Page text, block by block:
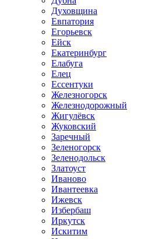
Духовщина
Евпатория
Егорьевск
Ейск
Екатеринбург
Елабуга
Елец
Ессентуки
Железногорск
Железнодорожный
Жигулёвск
Жуковский
Заречный
Зеленогорск
Зеленодольск
Златоуст
Иваново
Ивантеевка
Ижевск
Избербаш
Иркутск
Искитим